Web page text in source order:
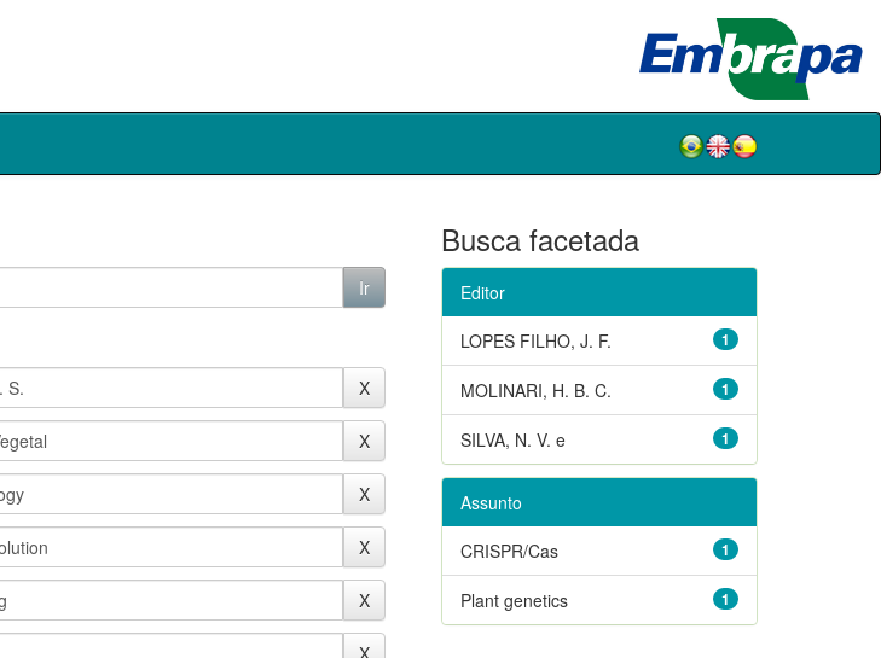
Busca facetada
Editor
1
LOPES FILHO, J. F.
1
MOLINARI, H. B. C.
1
SILVA, N. V. e
Assunto
1
CRISPR/Cas
1
Plant genetics